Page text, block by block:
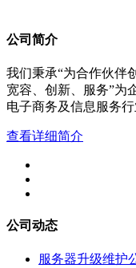
公司简介
我们秉承“为合作伙伴
宽容、创新、服务”为
电子商务及信息服务行
查看详细简介
公司动态
服务器升级维护